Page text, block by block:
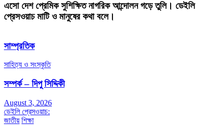
এসো দেশ প্রেমিক সুশিক্ষিত নাগরিক আন্দোলন গড়ে তুলি। ডেইলি
প্রেসওয়াচ মাটি ও মানুষের কথা বলে।
সাম্প্রতিক
সাহিত্য ও সংস্কৃতি
সম্পর্ক – দিপু সিদ্দিকী
August 3, 2026
ডেইলি প্রেসওয়াচ:
জাতীয় শিক্ষা